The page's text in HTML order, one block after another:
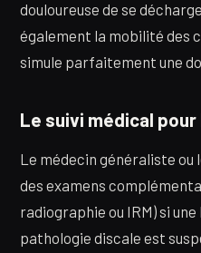
douloureuse de se
également la mobilité des
simule parfaitement une
Le suivi médical
Le médecin généraliste
des examens
radiographie ou IRM) si
pathologie discale est